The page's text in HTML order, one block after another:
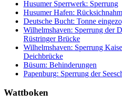
Husumer Sperrwerk: Sperrung
Husumer Hafen:
Deutsche Bucht: Tonne
Wilhelmshaven: Sperrung der
Rüstringer Brücke
Wilhelmshaven: Sperrung
Deichbrücke
Büsum: Behinderungen
Papenburg: Sperrung der
Wattboken